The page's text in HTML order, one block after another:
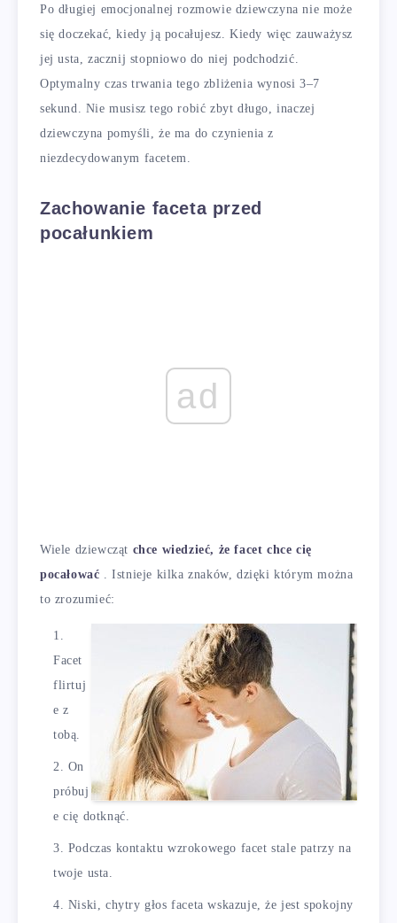
Po długiej emocjonalnej rozmowie dziewczyna nie może
się doczekać, kiedy ją pocałujesz. Kiedy więc zauważysz
jej usta, zacznij stopniowo do niej podchodzić.
Optymalny czas trwania tego zbliżenia wynosi 3–7
sekund. Nie musisz tego robić zbyt długo, inaczej
dziewczyna pomyśli, że ma do czynienia z
niezdecydowanym facetem.
Zachowanie faceta przed
pocałunkiem
ad
Wiele dziewcząt chce wiedzieć, że facet chce cię
pocałować . Istnieje kilka znaków, dzięki którym można
to zrozumieć:
Facet
flirtuj
e z
tobą.
On
próbuj
e cię dotknąć.
Podczas kontaktu wzrokowego facet stale patrzy na
twoje usta.
Niski, chytry głos faceta wskazuje, że jest spokojny